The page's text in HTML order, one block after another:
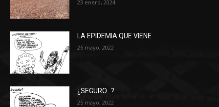
23 enero, 2024
LA EPIDEMIA QUE VIENE
26 mayo, 2022
¿SEGURO…?
25 mayo, 2022